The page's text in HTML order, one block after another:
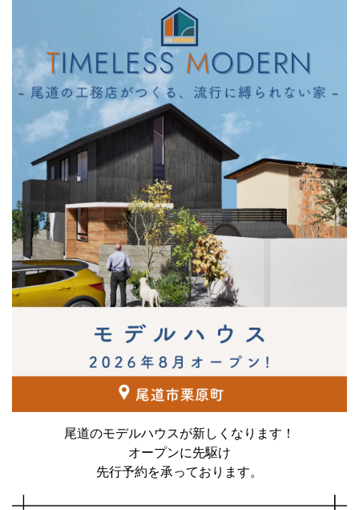
尾道のモデルハウスが新しくなります！
オープンに先駆け
先行予約を承っております。